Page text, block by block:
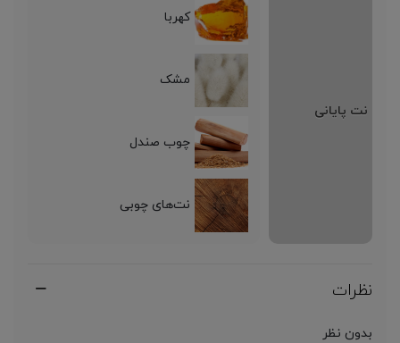
نت پایانی
کهربا
مشک
چوب صندل
نت‌های چوبی
نظرات
بدون نظر